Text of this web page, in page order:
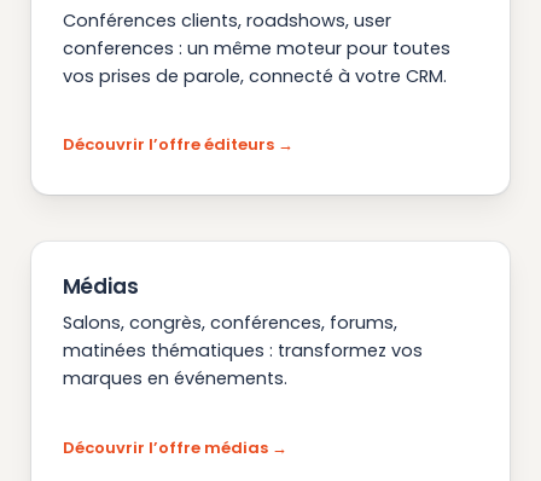
Conférences clients, roadshows, user
conferences : un même moteur pour toutes
vos prises de parole, connecté à votre CRM.
Découvrir l’offre éditeurs
Médias
Salons, congrès, conférences, forums,
matinées thématiques : transformez vos
marques en événements.
Découvrir l’offre médias